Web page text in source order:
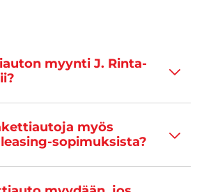
myynti J. Rinta-
myös
sopimuksista?